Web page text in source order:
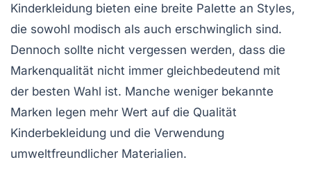
Kinderkleidung bieten eine breite Palette an Styles,
die sowohl modisch als auch erschwinglich sind.
Dennoch sollte nicht vergessen werden, dass die
Markenqualität nicht immer gleichbedeutend mit
der besten Wahl ist. Manche weniger bekannte
Marken legen mehr Wert auf die Qualität
Kinderbekleidung und die Verwendung
umweltfreundlicher Materialien.